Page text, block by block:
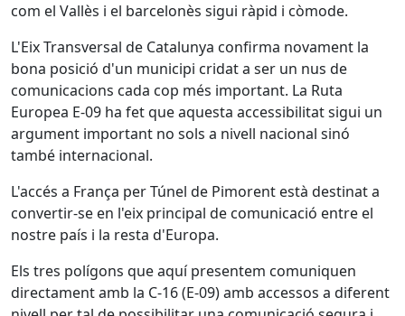
com el Vallès i el barcelonès sigui ràpid i còmode.
L'Eix Transversal de Catalunya confirma novament la
bona posició d'un municipi cridat a ser un nus de
comunicacions cada cop més important. La Ruta
Europea E-09 ha fet que aquesta accessibilitat sigui un
argument important no sols a nivell nacional sinó
també internacional.
L'accés a França per Túnel de Pimorent està destinat a
convertir-se en l'eix principal de comunicació entre el
nostre país i la resta d'Europa.
Els tres polígons que aquí presentem comuniquen
directament amb la C-16 (E-09) amb accessos a diferent